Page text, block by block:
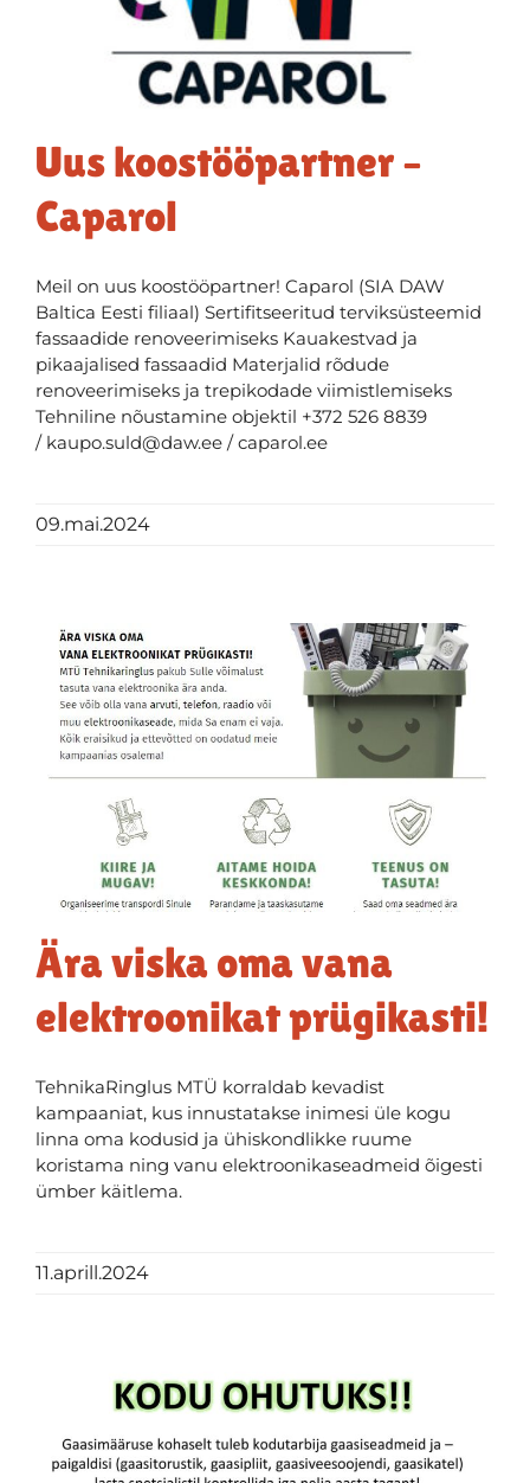
Uus koostööpartner –
Caparol
Meil on uus koostööpartner! Caparol (SIA DAW
Baltica Eesti filiaal) Sertifitseeritud terviksüsteemid
fassaadide renoveerimiseks Kauakestvad ja
pikaajalised fassaadid Materjalid rõdude
renoveerimiseks ja trepikodade viimistlemiseks
Tehniline nõustamine objektil +372 526 8839
/ kaupo.suld@daw.ee / caparol.ee
09.mai.2024
Ära viska oma vana
elektroonikat prügikasti!
TehnikaRinglus MTÜ korraldab kevadist
kampaaniat, kus innustatakse inimesi üle kogu
linna oma kodusid ja ühiskondlikke ruume
koristama ning vanu elektroonikaseadmeid õigesti
ümber käitlema.
11.aprill.2024